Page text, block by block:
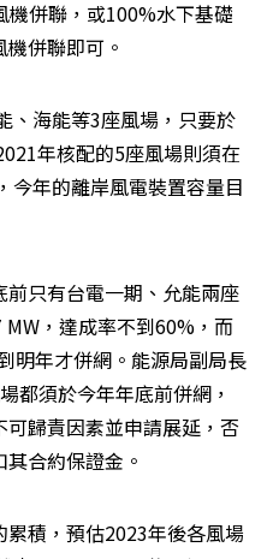
併聯，或100%水下基礎
併聯即可。
、海能等3座風場，只要於
年核配的5座風場則須在
今年的離岸風電裝置容量目
只有台電一期、允能兩座
，達成率不到60%，而
明年才併網。能源局副局長
都須於今年年底前併網，
歸責因素並申請展延，否
合約保證金。
積，預估2023年後各風場